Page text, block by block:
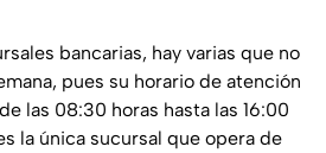
bancarias, hay varias que no
pues su horario de atención
las 08:30 horas hasta las 16:00
la única sucursal que opera de